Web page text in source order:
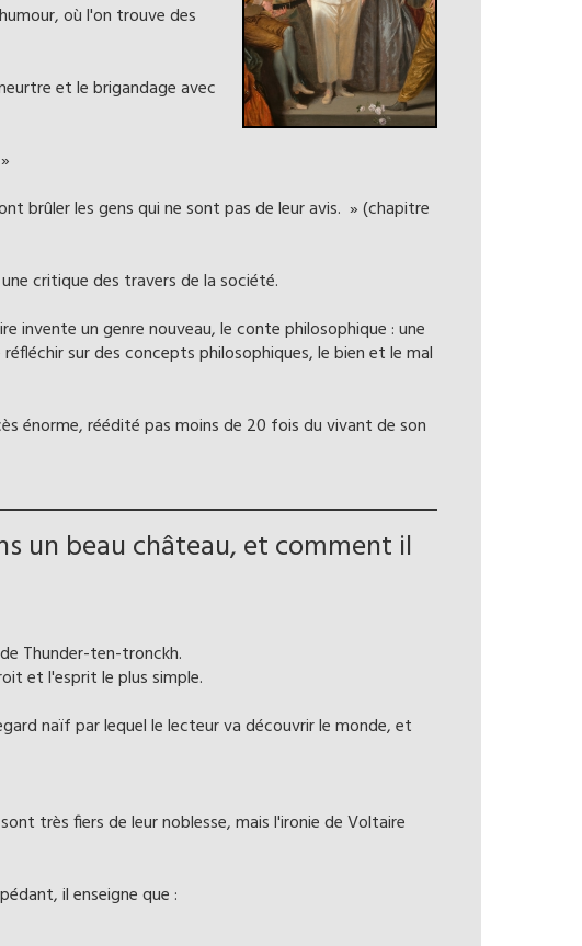
où l'on trouve des
et le brigandage avec
brûler les gens qui ne sont pas de leur avis. » (chapitre
critique des travers de la société.
invente un genre nouveau, le conte philosophique : une
sur des concepts philosophiques, le bien et le mal
énorme, réédité pas moins de 20 fois du vivant de son
un beau château, et comment il
Thunder-ten-tronckh.
et l'esprit le plus simple.
naïf par lequel le lecteur va découvrir le monde, et
très fiers de leur noblesse, mais l'ironie de Voltaire
il enseigne que :